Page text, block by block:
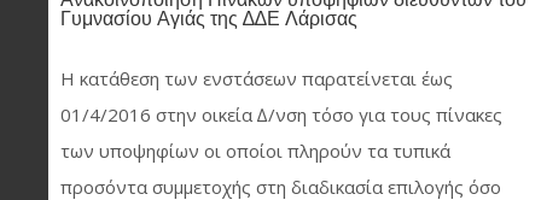
Γυμνασίου Αγιάς της ∆∆Ε Λάρισας
Η κατάθεση των ενστάσεων παρατείνεται έως
01/4/2016 στην οικεία ∆/νση τόσο για τους πίνακες
των υποψηφίων οι οποίοι πληρούν τα τυπικά
προσόντα συμμετοχής στη διαδικασία επιλογής όσο